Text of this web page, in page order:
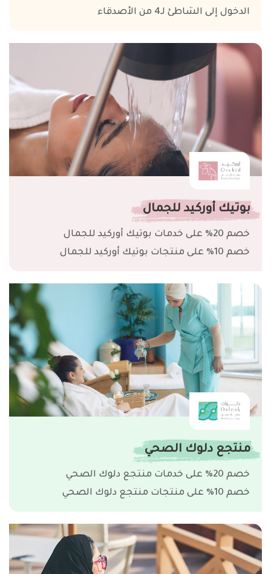
الدخول إلى الشاطئ لـ4 من الأصدقاء
بوتيك أوركيد للجمال
خصم 20% على خدمات بوتيك أوركيد للجمال
خصم 10% على منتجات بوتيك أوركيد للجمال
منتجع دلوك الصحي
خصم 20% على خدمات منتجع دلوك الصحي
خصم 10% على منتجات منتجع دلوك الصحي